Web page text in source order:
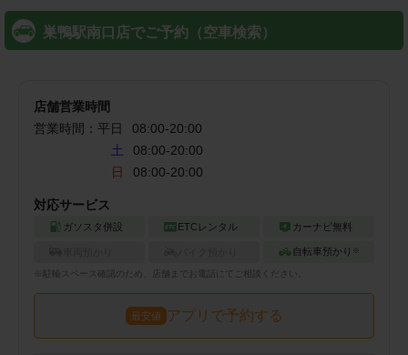
巣鴨駅南口店でご予約（空車検索）
店舗営業時間
営業時間： 平日 08:00-20:00
土
08:00-20:00
日
08:00-20:00
対応サービス
ガソスタ併設 ETCレンタル カーナビ無料
自転車預かり ※
※ スペース確認のため、店舗までお電話にてご相談ください。
最安値 アプリで予約する